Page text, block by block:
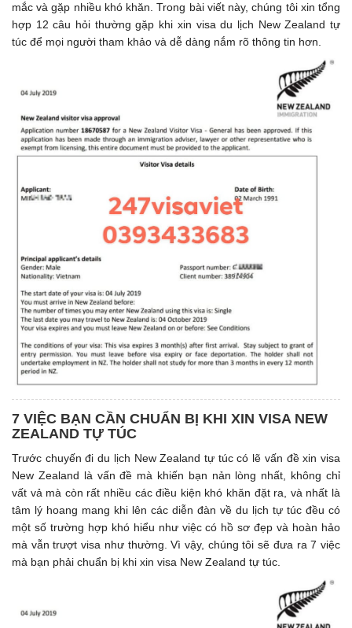
mắc và gặp nhiều khó khăn. Trong bài viết này, chúng tôi xin tổng
hợp 12 câu hỏi thường gặp khi xin visa du lịch New Zealand tự
túc để mọi người tham khảo và dễ dàng nắm rõ thông tin hơn.
7 VIỆC BẠN CẦN CHUẨN BỊ KHI XIN VISA NEW
ZEALAND TỰ TÚC
Trước chuyến đi du lịch New Zealand tự túc có lẽ vấn đề xin visa
New Zealand là vấn đề mà khiến bạn nản lòng nhất, không chỉ
vất vả mà còn rất nhiều các điều kiện khó khăn đặt ra, và nhất là
tâm lý hoang mang khi lên các diễn đàn về du lịch tự túc đều có
một số trường hợp khó hiểu như việc có hồ sơ đẹp và hoàn hảo
mà vẫn trượt visa như thường. Vì vậy, chúng tôi sẽ đưa ra 7 việc
mà bạn phải chuẩn bị khi xin visa New Zealand tự túc.